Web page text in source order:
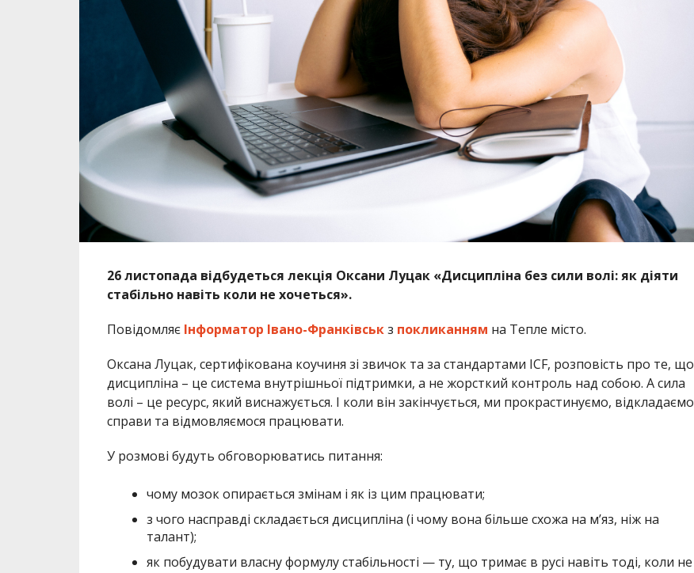
26 листопада відбудеться лекція Оксани Луцак «Дисципліна без сили волі: як діяти
стабільно навіть коли не хочеться».
Повідомляє Інформатор Івано-Франківськз покликанням на Тепле місто.
Оксана Луцак, сертифікована коучиня зі звичок та за стандартами ICF, розповість про те, що
дисципліна – це система внутрішньої підтримки, а не жорсткий контроль над собою. А сила
волі – це ресурс, який виснажується. І коли він закінчується, ми прокрастинуємо, відкладаємо
справи та відмовляємося працювати.
У розмові будуть обговорюватись питання:
чому мозок опирається змінам і як із цим працювати;
з чого насправді складається дисципліна (і чому вона більше схожа на м’яз, ніж на
талант);
як побудувати власну формулу стабільності — ту, що тримає в русі навіть тоді, коли не